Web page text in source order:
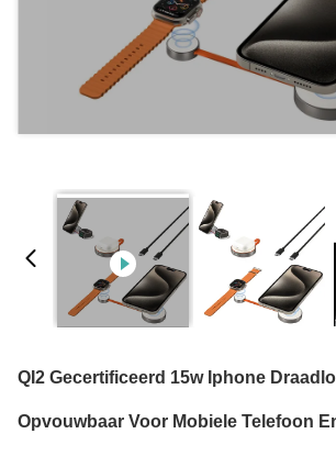
QI2 Gecertificeerd 15w Iphone
Opvouwbaar Voor Mobiele Telefoon